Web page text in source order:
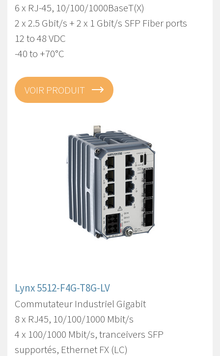
6 x RJ-45, 10/100/1000BaseT(X)
2 x 2.5 Gbit/s + 2 x 1 Gbit/s SFP Fiber ports
12 to 48 VDC
-40 to +70°C
VOIR PRODUIT
Lynx 5512-F4G-T8G-LV
Commutateur Industriel Gigabit
8 x RJ45, 10/100/1000 Mbit/s
4 x 100/1000 Mbit/s, tranceivers SFP
supportés, Ethernet FX (LC)